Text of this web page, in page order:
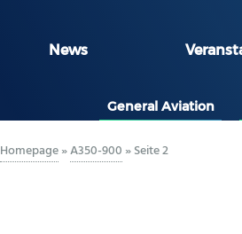
News
General Aviation
Homepage»A350-900 »Seite 2